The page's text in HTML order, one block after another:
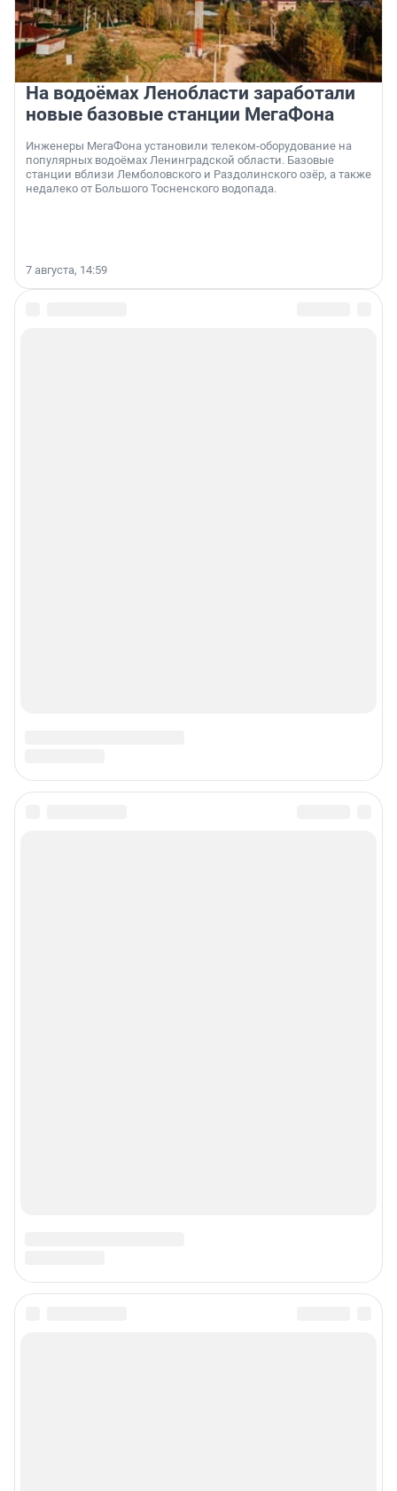
На водоёмах Ленобласти заработали
новые базовые станции МегаФона
Инженеры МегаФона установили телеком-оборудование на
популярных водоёмах Ленинградской области. Базовые
станции вблизи Лемболовского и Раздолинского озёр, а также
недалеко от Большого Тосненского водопада.
7 августа, 14:59